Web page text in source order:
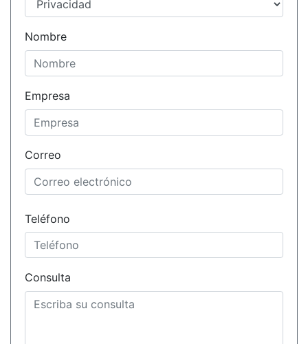
Nombre
Empresa
Correo
Teléfono
Consulta